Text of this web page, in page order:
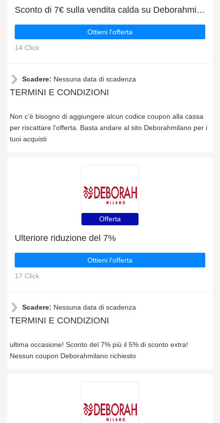
Sconto di 7€ sulla vendita calda su Deborahmilano
Ottieni l'offerta
14 Click
Scadere: Nessuna data di scadenza
TERMINI E CONDIZIONI
Non c'è bisogno di aggiungere alcun codice coupon alla cassa
per riscattare l'offerta. Basta andare al sito Deborahmilano per i
tuoi acquisti
Offerta
Ulteriore riduzione del 7%
Ottieni l'offerta
17 Click
Scadere: Nessuna data di scadenza
TERMINI E CONDIZIONI
ultima occasione! Sconto del 7% più il 5% di sconto extra!
Nessun coupon Deborahmilano richiesto